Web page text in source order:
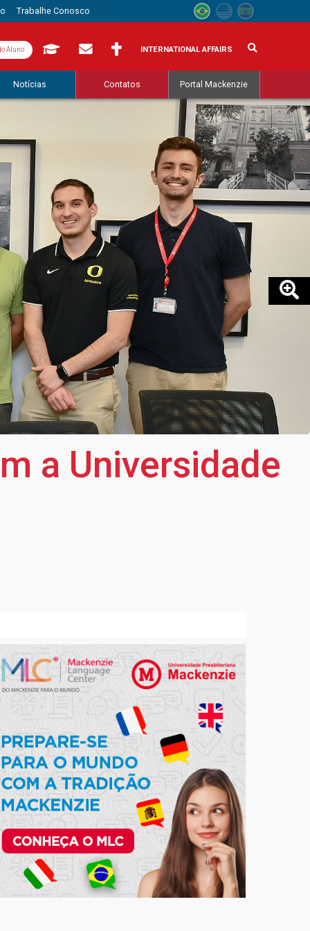
Trabalhe Conosco
Aluno INTERNATIONAL AFFAIRS
Notícias Contatos Portal Mackenzie
a Universidade